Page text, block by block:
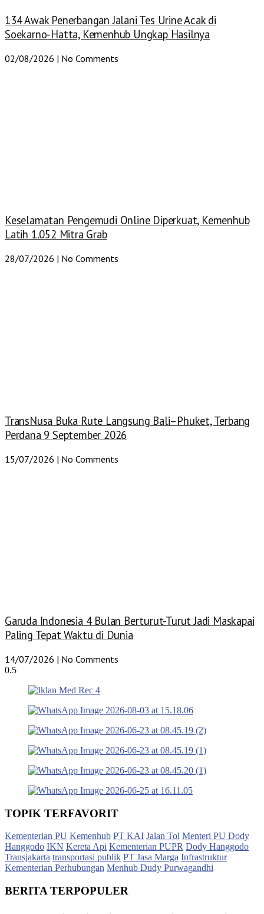
134 Awak Penerbangan Jalani Tes Urine Acak di
Soekarno-Hatta, Kemenhub Ungkap Hasilnya
02/08/2026 No Comments
Keselamatan Pengemudi Online Diperkuat, Kemenhub
Latih 1.052 Mitra Grab
28/07/2026 No Comments
TransNusa Buka Rute Langsung Bali–Phuket, Terbang
Perdana 9 September 2026
15/07/2026 No Comments
Garuda Indonesia 4 Bulan Berturut-Turut Jadi Maskapai
Paling Tepat Waktu di Dunia
14/07/2026 No Comments
TOPIK TERFAVORIT
Kementerian PU Kemenhub PT KAI Jalan Tol Menteri PU Dody
Hanggodo IKN Kereta Api Kementerian PUPR Dody Hanggodo
Transjakarta transportasi publik PT Jasa Marga Infrastruktur
Kementerian Perhubungan Menhub Dudy Purwagandhi
BERITA TERPOPULER